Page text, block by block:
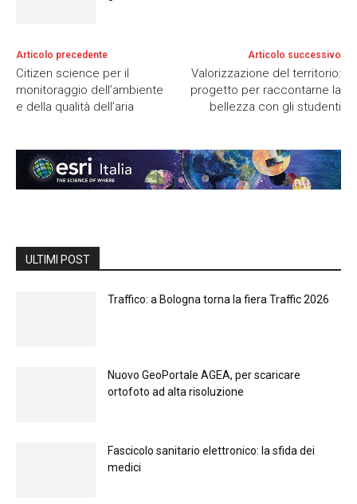
Articolo precedente
Citizen science per il
monitoraggio dell’ambiente
e della qualità dell’aria
Articolo successivo
Valorizzazione del territorio:
progetto per raccontarne la
bellezza con gli studenti
ULTIMI POST
Traffico: a Bologna torna la fiera Traffic 2026
Nuovo GeoPortale AGEA, per scaricare
ortofoto ad alta risoluzione
Fascicolo sanitario elettronico: la sfida dei
medici